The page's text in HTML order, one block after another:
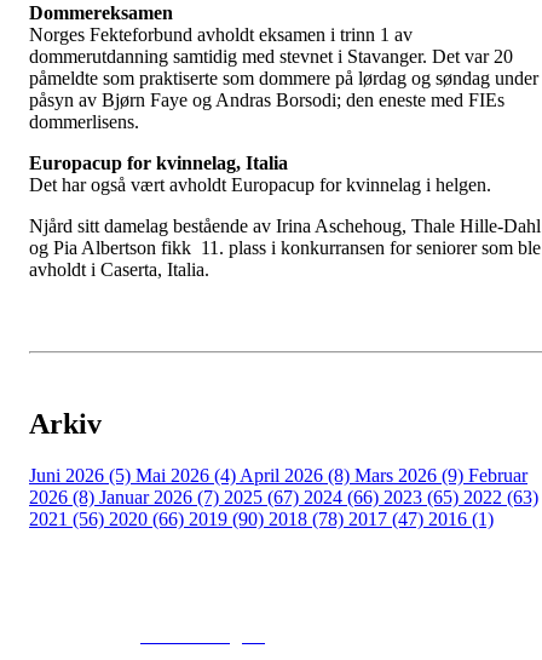
Dommereksamen
Norges Fekteforbund avholdt eksamen i trinn 1 av
dommerutdanning samtidig med stevnet i Stavanger. Det var 20
påmeldte som praktiserte som dommere på lørdag og søndag under
påsyn av Bjørn Faye og Andras Borsodi; den eneste med FIEs
dommerlisens.
Europacup for kvinnelag, Italia
Det har også vært avholdt Europacup for kvinnelag i helgen.
Njård sitt damelag bestående av Irina Aschehoug, Thale Hille-Dahl
og Pia Albertson fikk 11. plass i konkurransen for seniorer som ble
avholdt i Caserta, Italia.
Arkiv
Juni 2026 (5) Mai 2026 (4) April 2026 (8) Mars 2026 (9) Februar
2026 (8) Januar 2026 (7) 2025 (67) 2024 (66) 2023 (65) 2022 (63)
2021 (56) 2020 (66) 2019 (90) 2018 (78) 2017 (47) 2016 (1)